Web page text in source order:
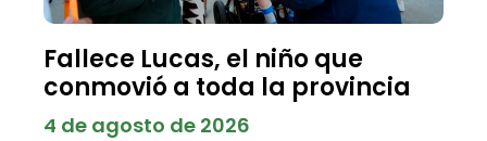
Fallece Lucas, el niño que
conmovió a toda la provincia
4 de agosto de 2026